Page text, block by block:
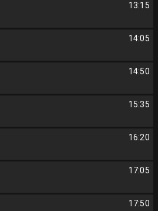
13:15
14:05
14:50
15:35
16:20
17:05
17:50